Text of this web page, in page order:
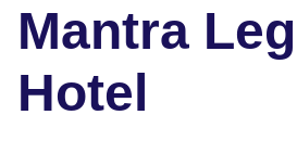
Mantra
Hotel